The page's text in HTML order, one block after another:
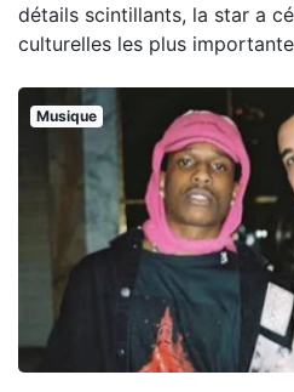
détails scintillants, la star a
culturelles les plus
Musique